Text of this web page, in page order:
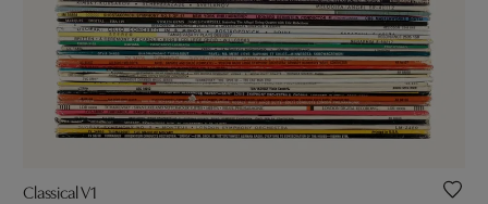
Classical V1